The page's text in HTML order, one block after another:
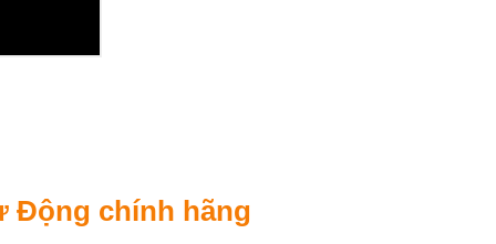
Động chính hãng